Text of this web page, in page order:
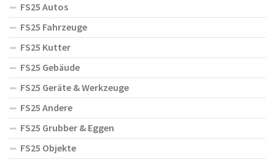
FS25 Autos
FS25 Fahrzeuge
FS25 Kutter
FS25 Gebäude
FS25 Geräte & Werkzeuge
FS25 Andere
FS25 Grubber & Eggen
FS25 Objekte